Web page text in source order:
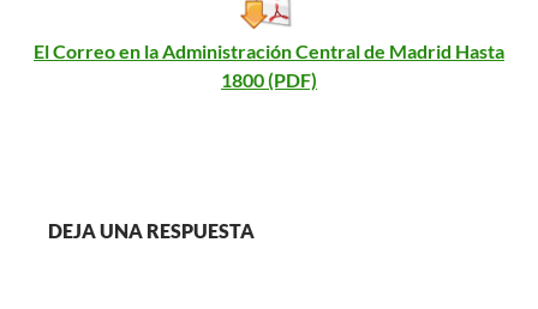
El Correo en la Administración Central de Madrid Hasta
1800 (PDF)
DEJA UNA RESPUESTA